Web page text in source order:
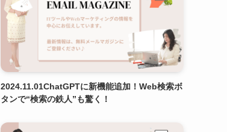
2024.11.01ChatGPTに新機能追加！Web検索ボ
タンで“検索の鉄人”も驚く！